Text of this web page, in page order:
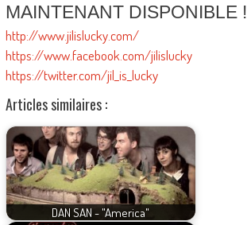
MAINTENANT DISPONIBLE !
http://www.jilislucky.com/
https://www.facebook.com/jilislucky
https://twitter.com/jil_is_lucky
Articles similaires :
DAN SAN - "America"